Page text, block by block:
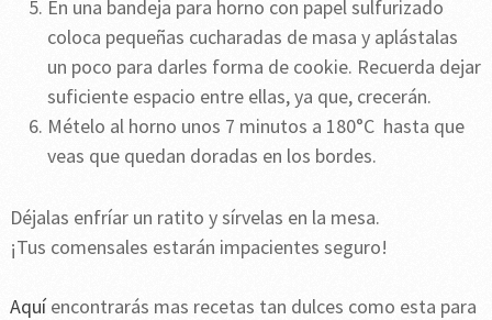
En una bandeja para horno con papel sulfurizado
coloca pequeñas cucharadas de masa y aplástalas
un poco para darles forma de cookie. Recuerda dejar
suficiente espacio entre ellas, ya que, crecerán.
Mételo al horno unos 7 minutos a 180°C hasta que
veas que quedan doradas en los bordes.
Déjalas enfríar un ratito y sírvelas en la mesa.
¡Tus comensales estarán impacientes seguro!
Aquíencontrarás mas recetas tan dulces como esta para